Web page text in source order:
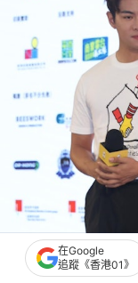
在Google
追蹤《香港01》